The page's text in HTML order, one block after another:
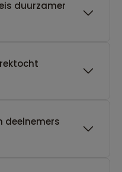
duurzamer
deelnemers